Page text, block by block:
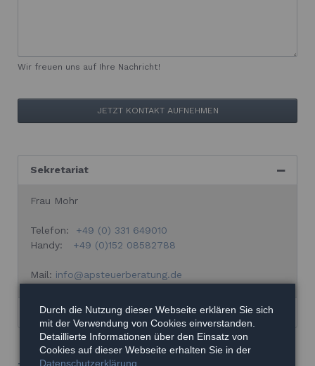
Wir freuen uns auf Ihre Nachricht!
JETZT KONTAKT AUFNEHMEN
Sekretariat
Frau Mohr
Telefon: +49 (0) 331 649010
Handy: +49 (0)152 08582788
Mail: info@apsteuerberatung.de
Öffnungszeiten
Durch die Nutzung dieser Webseite erklären Sie sich
mit der Verwendung von Cookies einverstanden.
Detaillierte Informationen über den Einsatz von
Cookies auf dieser Webseite erhalten Sie in der
Datenschutzerklärung